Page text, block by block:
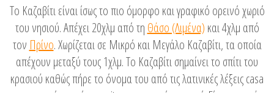
Το Καζαβίτι είναι ίσως το πιο όμορφο και γραφικό ορεινό χωριό
του νησιού. Απέχει 20χλμ από τη Θάσο (Λιμένα) και 4χλμ από
τον Πρίνο. Χωρίζεται σε Μικρό και Μεγάλο Καζαβίτι, τα οποία
απέχουν μεταξύ τους 1χλμ. Το Καζαβίτι σημαίνει το σπίτι του
κρασιού καθώς πήρε το όνομα του από τις λατινικές λέξεις casa